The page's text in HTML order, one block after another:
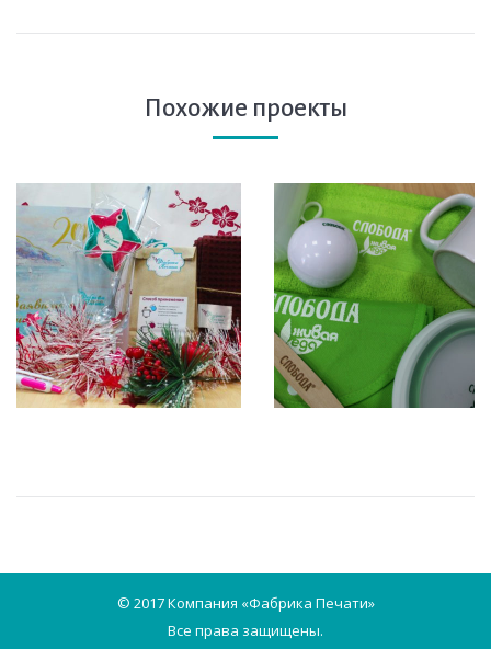
Похожие проекты
© 2017 Компания «Фабрика Печати»
Все права защищены.